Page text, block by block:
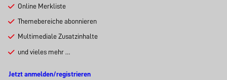
Online Merkliste
Themebereiche abonnieren
Multimediale Zusatzinhalte
und vieles mehr …
Jetzt anmelden/registrieren